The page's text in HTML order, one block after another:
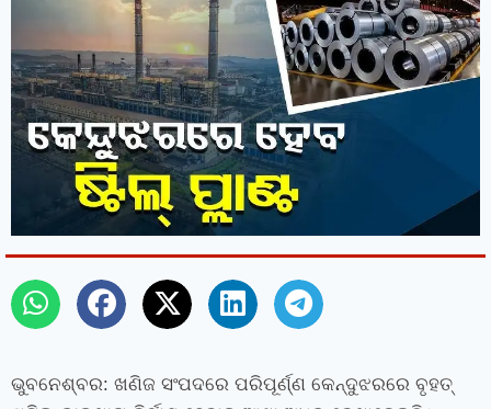
ଭୁବନେଶ୍ବର: ଖଣିଜ ସଂପଦରେ ପରିପୂର୍ଣ୍ଣ କେନ୍ଦୁଝରରେ ବୃହତ୍‌